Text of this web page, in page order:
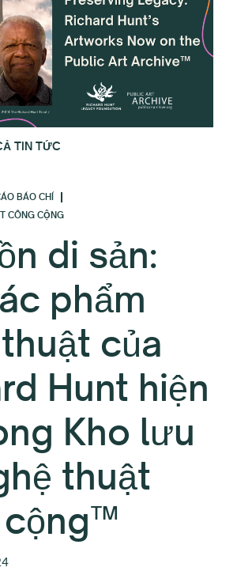
TIN TỨC
BÁO CHÍ
CÔNG CỘNG
di sản:
phẩm
của
Hunt hiện
Kho lưu
thuật